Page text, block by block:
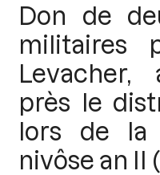
Don de
militaires
Levacher,
près le
lors de la
nivôse an II